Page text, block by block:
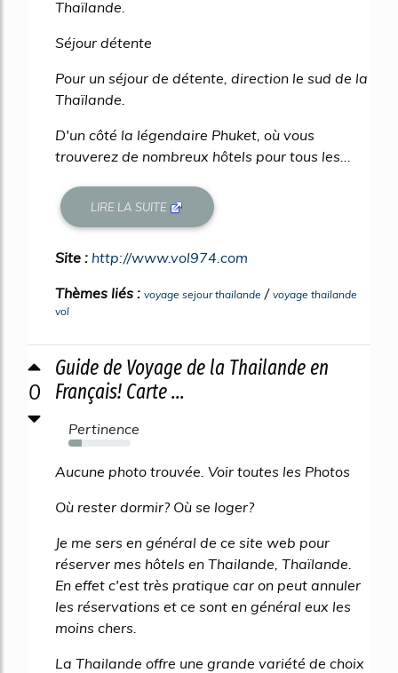
Thaïlande.
Séjour détente
Pour un séjour de détente, direction le sud de la
Thaïlande.
D'un côté la légendaire Phuket, où vous
trouverez de nombreux hôtels pour tous les...
LIRE LA SUITE
Site : http://www.vol974.com
Thèmes liés : voyage sejour thailande / voyage thailande
vol
0
Guide de Voyage de la Thailande en
Français! Carte ...
Pertinence
22%
Aucune photo trouvée. Voir toutes les Photos
Où rester dormir? Où se loger?
Je me sers en général de ce site web pour
réserver mes hôtels en Thailande, Thaïlande.
En effet c'est très pratique car on peut annuler
les réservations et ce sont en général eux les
moins chers.
La Thailande offre une grande variété de choix